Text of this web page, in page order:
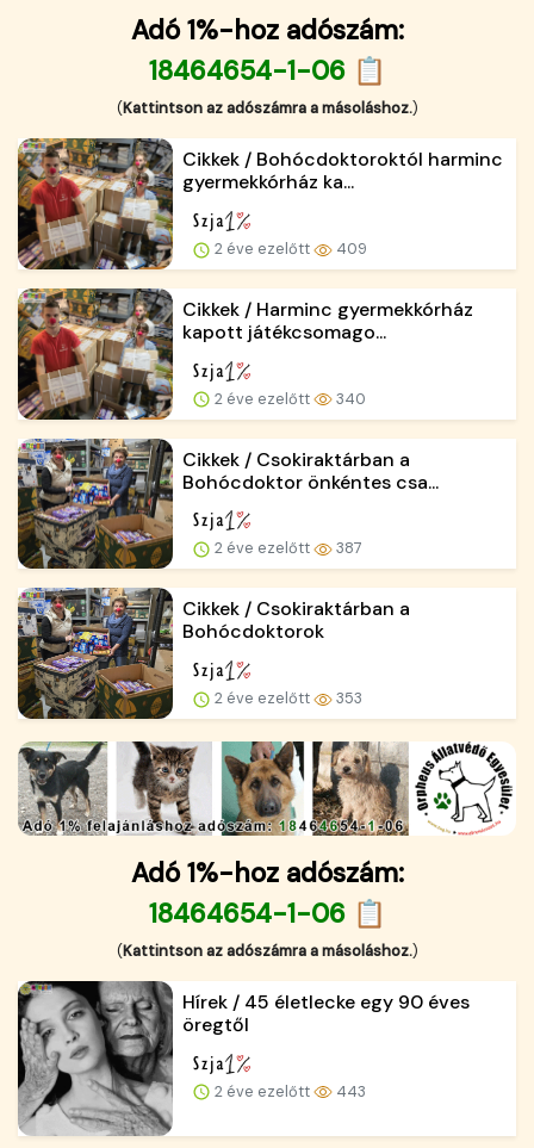
Adó 1%-hoz adószám:
18464654-1-06 📋
(Kattintson az adószámra a másoláshoz.)
Cikkek / Bohócdoktoroktól harminc
gyermekkórház ka...
2 éve ezelőtt 409
Cikkek / Harminc gyermekkórház
kapott játékcsomago...
2 éve ezelőtt 340
Cikkek / Csokiraktárban a
Bohócdoktor önkéntes csa...
2 éve ezelőtt 387
Cikkek / Csokiraktárban a
Bohócdoktorok
2 éve ezelőtt 353
Adó 1%-hoz adószám:
18464654-1-06 📋
(Kattintson az adószámra a másoláshoz.)
Hírek / 45 életlecke egy 90 éves
öregtől
2 éve ezelőtt 443